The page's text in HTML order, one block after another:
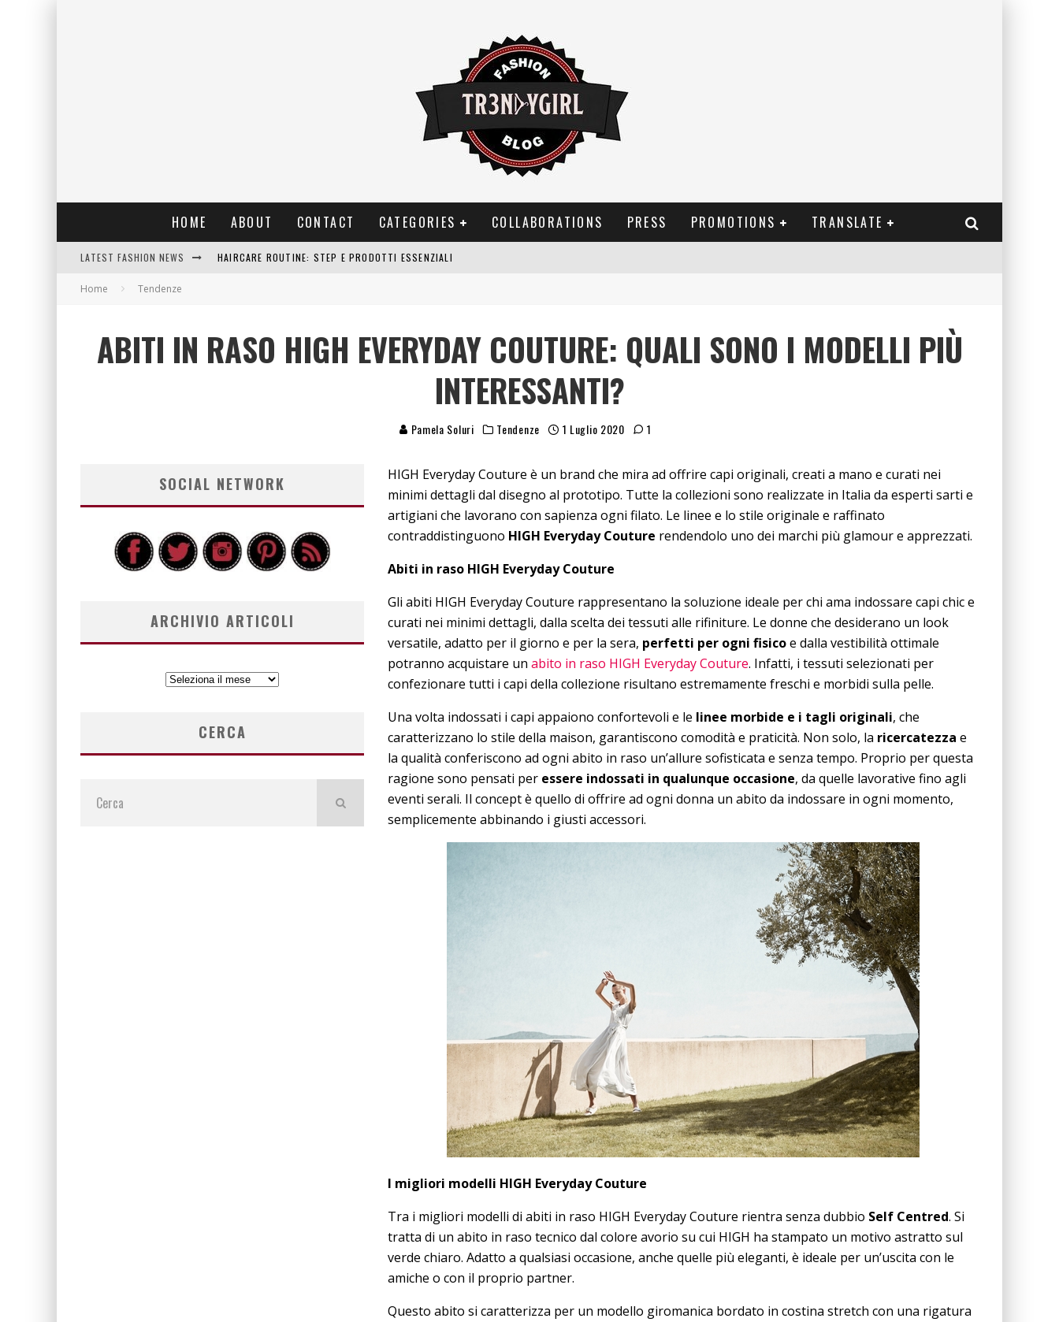
HOME ABOUT CONTACT CATEGORIES COLLABORATIONS PRESS PROMOTIONS TRANSLATE
LATEST FASHION NEWS HAIRCARE ROUTINE: STEP E PRODOTTI ESSENZIALI
DETTAGLI INTRAMONTABILI NEI COSTUMI DA BAGNO DA DONNA: COSA NON PASSA MAI DI MODA?
Home Tendenze
ABITI IN RASO HIGH EVERYDAY COUTURE: QUALI SONO I MODELLI PIÙ
INTERESSANTI?
Pamela Soluri Tendenze 1 Luglio 2020 1
HIGH Everyday Couture è un brand che mira ad offrire capi originali, creati a mano e curati nei
minimi dettagli dal disegno al prototipo. Tutte la collezioni sono realizzate in Italia da esperti sarti e
artigiani che lavorano con sapienza ogni filato. Le linee e lo stile originale e raffinato
contraddistinguono HIGH Everyday Couture rendendolo uno dei marchi più glamour e apprezzati.
Abiti in raso HIGH Everyday Couture
Gli abiti HIGH Everyday Couture rappresentano la soluzione ideale per chi ama indossare capi chic e
curati nei minimi dettagli, dalla scelta dei tessuti alle rifiniture. Le donne che desiderano un look
versatile, adatto per il giorno e per la sera, perfetti per ogni fisicoe dalla vestibilità ottimale
potranno acquistare un abito in raso HIGH Everyday Couture. Infatti, i tessuti selezionati per
confezionare tutti i capi della collezione risultano estremamente freschi e morbidi sulla pelle.
Una volta indossati i capi appaiono confortevoli e le linee morbide e i tagli originali, che
caratterizzano lo stile della maison, garantiscono comodità e praticità. Non solo, la ricercatezza e
la qualità conferiscono ad ogni abito in raso un’allure sofisticata e senza tempo. Proprio per questa
ragione sono pensati per essere indossati in qualunque occasione, da quelle lavorative fino agli
eventi serali. Il concept è quello di offrire ad ogni donna un abito da indossare in ogni momento,
semplicemente abbinando i giusti accessori.
I migliori modelli HIGH Everyday Couture
Tra i migliori modelli di abiti in raso HIGH Everyday Couture rientra senza dubbio Self Centred. Si
tratta di un abito in raso tecnico dal colore avorio su cui HIGH ha stampato un motivo astratto sul
verde chiaro. Adatto a qualsiasi occasione, anche quelle più eleganti, è ideale per un’uscita con le
amiche o con il proprio partner.
Questo abito si caratterizza per un modello giromanica bordato in costina stretch con una rigatura
SOCIAL NETWORK
ARCHIVIO ARTICOLI
ARCHIVIO
CERCA